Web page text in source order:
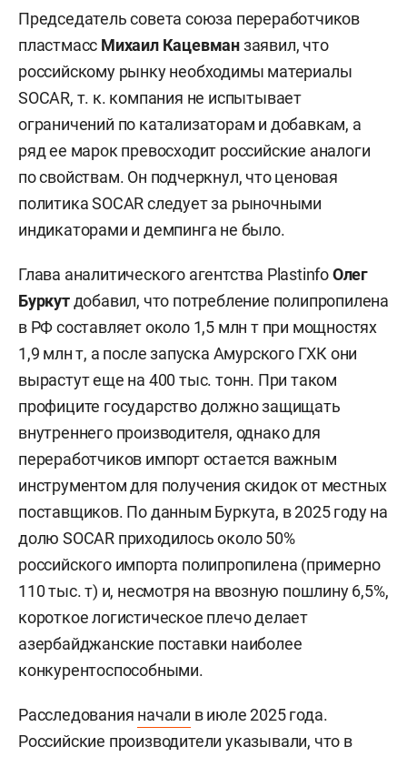
Председатель совета союза переработчиков
пластмасс Михаил Кацевманзаявил, что
российскому рынку необходимы материалы
SOCAR, т. к. компания не испытывает
ограничений по катализаторам и добавкам, а
ряд ее марок превосходит российские аналоги
по свойствам. Он подчеркнул, что ценовая
политика SOCAR следует за рыночными
индикаторами и демпинга не было.
Глава аналитического агентства PlastinfoОлег
Буркутдобавил, что потребление полипропилена
в РФ составляет около 1,5 млн т при мощностях
1,9 млн т, а после запуска Амурского ГХК они
вырастут еще на 400 тыс. тонн. При таком
профиците государство должно защищать
внутреннего производителя, однако для
переработчиков импорт остается важным
инструментом для получения скидок от местных
поставщиков. По данным Буркута, в 2025 году на
долю SOCAR приходилось около 50%
российского импорта полипропилена (примерно
110 тыс. т) и, несмотря на ввозную пошлину 6,5%,
короткое логистическое плечо делает
азербайджанские поставки наиболее
конкурентоспособными.
Расследования начали в июле 2025 года.
Российские производители указывали, что в